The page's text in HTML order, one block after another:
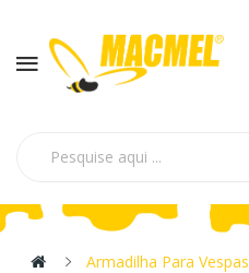
Armadilha Para